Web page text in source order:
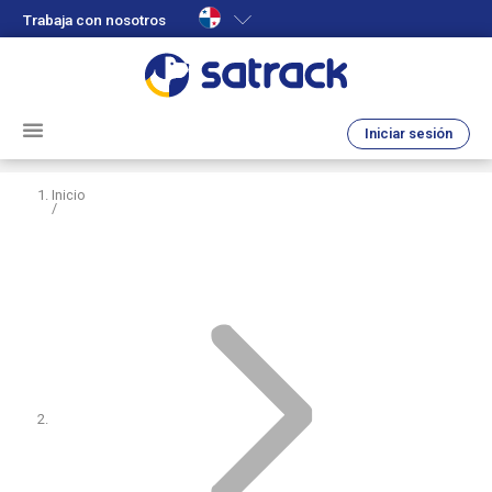
Trabaja con nosotros
Iniciar sesión
Inicio